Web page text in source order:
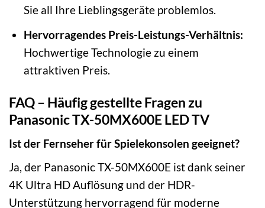
Sie all Ihre Lieblingsgeräte problemlos.
Hervorragendes Preis-Leistungs-Verhältnis:
Hochwertige Technologie zu einem
attraktiven Preis.
FAQ – Häufig gestellte Fragen zu
Panasonic TX-50MX600E LED TV
Ist der Fernseher für Spielekonsolen geeignet?
Ja, der Panasonic TX-50MX600E ist dank seiner
4K Ultra HD Auflösung und der HDR-
Unterstützung hervorragend für moderne